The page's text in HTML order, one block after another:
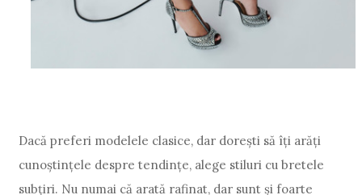
Dacă preferi modelele clasice, dar dorești să îți arăți
cunoștințele despre tendințe, alege stiluri cu bretele
subțiri. Nu numai că arată rafinat, dar sunt și foarte